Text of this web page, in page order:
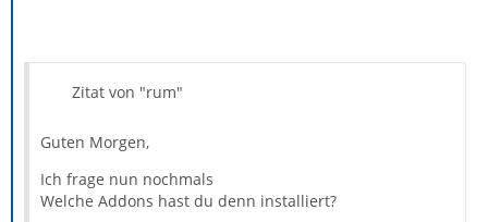
Zitat von "rum"
Guten Morgen,
Ich frage nun nochmals
Welche Addons hast du denn installiert?